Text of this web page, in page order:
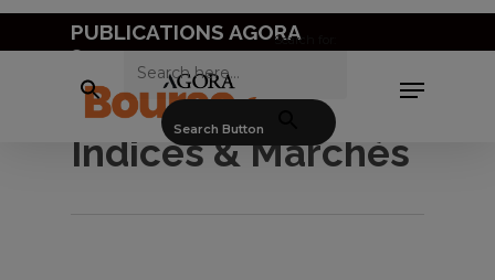
Skip
to
PUBLICATIONS AGORASearch for:
Search Button
Menu
Indices & Marchés